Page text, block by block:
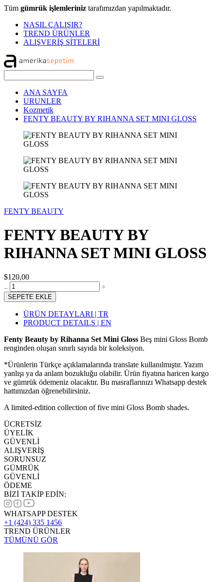
Tüm gümrük işlemleriniz tarafımızdan yapılmaktadır.
NASIL ÇALIŞIR?
TREND ÜRÜNLER
ALIŞVERİŞ SİTELERİ
ANA SAYFA
URUNLER
Kozmetik
FENTY BEAUTY BY RIHANNA SET MINI GLOSS
FENTY BEAUTY
FENTY BEAUTY BY
RIHANNA SET MINI GLOSS
$120,00
SEPETE EKLE
ÜRÜN DETAYLARI | TR
PRODUCT DETAILS | EN
Fenty Beauty by Rihanna Set Mini Gloss Beş mini Gloss Bomb
renginden oluşan sınırlı sayıda bir koleksiyon.
*Ürünlerin Türkçe açıklamalarında translate kullanılmıştır. Yazım
yanlışı ya da anlam bozukluğu olabilir. Ürün fiyatına haricen kargo
ve gümrük ödemeniz olacaktır. Bu masraflarınızı Whatsapp destek
hattımızdan öğrenebilirsiniz.
A limited-edition collection of five mini Gloss Bomb shades.
ÜCRETSİZ
ÜYELİK
GÜVENLİ
ALIŞVERİŞ
SORUNSUZ
GÜMRÜK
GÜVENLİ
ÖDEME
BİZİ TAKİP EDİN:
WHATSAPP DESTEK
+1 (424) 335 1456
TREND ÜRÜNLER
TÜMÜNÜ GÖR